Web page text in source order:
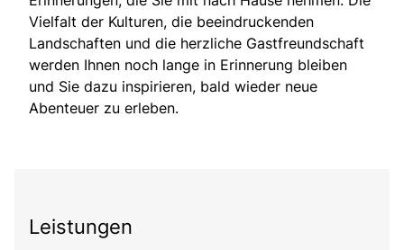
Vielfalt der Kulturen, die beeindruckenden
Landschaften und die herzliche Gastfreundschaft
werden Ihnen noch lange in Erinnerung bleiben
und Sie dazu inspirieren, bald wieder neue
Abenteuer zu erleben.
Leistungen